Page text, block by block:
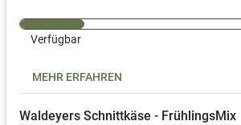
Verfügbar
MEHR ERFAHREN
Waldeyers Schnittkäse - FrühlingsMix